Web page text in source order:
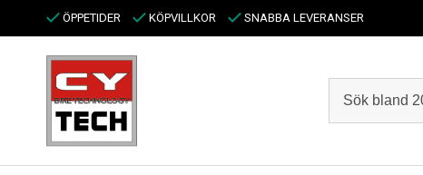
ÖPPETIDER KÖPVILLKOR SNABBA LEVERANSER